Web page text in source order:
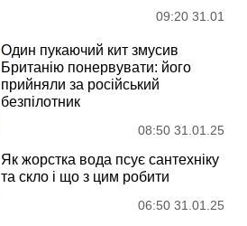
09:20 31.01
Один пукаючий кит змусив
Британію понервувати: його
прийняли за російський
безпілотник
08:50 31.01.25
Як жорстка вода псує сантехніку
та скло і що з цим робити
06:50 31.01.25